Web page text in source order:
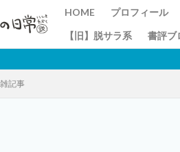
HOME
プロフィール
【旧】脱サラ系
書評ブ
雑記事